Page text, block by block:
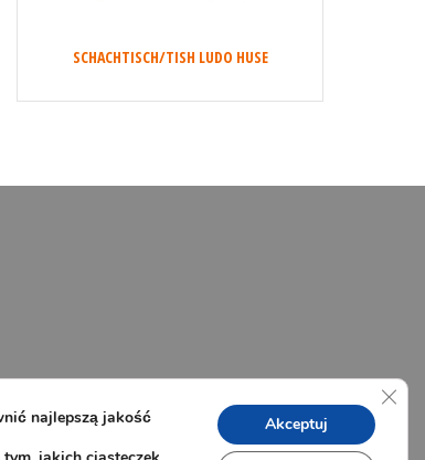
SCHACHTISCH/TISH LUDO HUSE
najlepszą jakość
Akceptuj